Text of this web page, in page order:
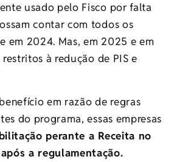
usado pelo Fisco por falta
contar com todos os
em 2024. Mas, em 2025 e em
à redução de PIS e
em razão de regras
do programa, essas empresas
perante a Receita no
a regulamentação.